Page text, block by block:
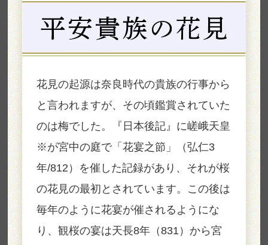
花見の起源は奈良時代の貴族の行事から
と言われますが、その頃鑑賞されていた
のは梅でした。『日本後記』に嵯峨天皇
※が宮中の庭で「花宴之節」（弘仁3
年/812）を催した記録があり、それが桜
の花見の最初とされています。この後は
毎年のように花宴が催されるようにな
り、観桜の宴は天長8年（831）から宮